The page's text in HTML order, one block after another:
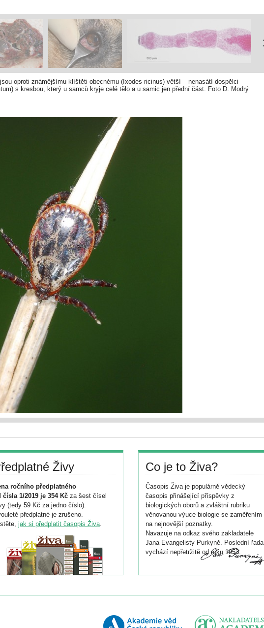
oproti známějšímu klíštěti obecnému (Ixodes ricinus) větší – nenasátí dospělci
s kresbou, který u samců kryje celé tělo a u samic jen přední část. Foto D. Modrý
Živy
ročního předplatného
čísla 1/2019 je 354 Kč za šest čísel
(tedy 59 Kč za jedno číslo).
předplatné je zrušeno.
jak si předplatit časopis Živa.
Co je to Živa?
Časopis Živa je populárně vědecký
časopis přinášející příspěvky z
biologických oborů a zvláštní rubriku
věnovanou výuce biologie se zaměřením
na nejnovější poznatky.
Navazuje na odkaz svého zakladatele
Jana Evangelisty Purkyně. Poslední řada
vychází nepřetržitě od roku 1953.